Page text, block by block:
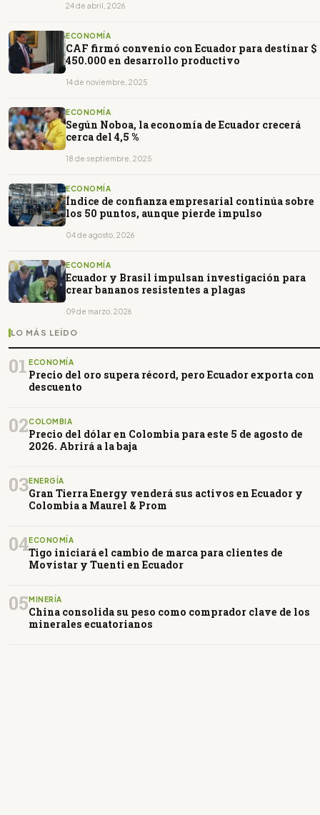
24 de abril, 2026
ECONOMÍA
CAF firmó convenio con Ecuador para destinar $
450.000 en desarrollo productivo
14 de noviembre, 2025
ECONOMÍA
Según Noboa, la economía de Ecuador crecerá
cerca del 4,5 %
18 de septiembre, 2025
ECONOMÍA
Índice de confianza empresarial continúa sobre
los 50 puntos, aunque pierde impulso
04 de agosto, 2026
ECONOMÍA
Ecuador y Brasil impulsan investigación para
crear bananos resistentes a plagas
09 de marzo, 2026
LO MÁS LEÍDO
01 ECONOMÍA
Precio del oro supera récord, pero Ecuador exporta con
descuento
02COLOMBIA
Precio del dólar en Colombia para este 5 de agosto de
2026. Abrirá a la baja
03ENERGÍA
Gran Tierra Energy venderá sus activos en Ecuador y
Colombia a Maurel & Prom
04ECONOMÍA
Tigo iniciará el cambio de marca para clientes de
Movistar y Tuenti en Ecuador
05MINERÍA
China consolida su peso como comprador clave de los
minerales ecuatorianos